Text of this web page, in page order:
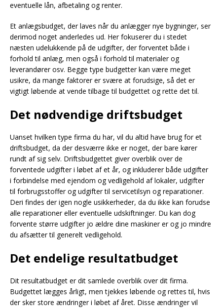
eventuelle lån, afbetaling og renter.
Et anlægsbudget, der laves når du anlægger nye bygninger, ser
derimod noget anderledes ud. Her fokuserer du i stedet
næsten udelukkende på de udgifter, der forventet både i
forhold til anlæg, men også i forhold til materialer og
leverandører osv. Begge type budgetter kan være meget
usikre, da mange faktorer er svære at forudsige, så det er
vigtigt løbende at vende tilbage til budgettet og rette det til.
Det nødvendige driftsbudget
Uanset hvilken type firma du har, vil du altid have brug for et
driftsbudget, da der desværre ikke er noget, der bare kører
rundt af sig selv. Driftsbudgettet giver overblik over de
forventede udgifter i løbet af et år, og inkluderer både udgifter
i forbindelse med ejendom og vedligehold af lokaler, udgifter
til forbrugsstoffer og udgifter til servicetilsyn og reparationer.
Deri findes der igen nogle usikkerheder, da du ikke kan forudse
alle reparationer eller eventuelle udskiftninger. Du kan dog
forvente større udgifter jo ældre dine maskiner er og jo mindre
du afsætter til generelt vedligehold.
Det endelige resultatbudget
Dit resultatbudget er dit samlede overblik over dit firma.
Budgettet lægges årligt, men tjekkes løbende og rettes til, hvis
der sker store ændringer i løbet af året. Disse ændringer vil